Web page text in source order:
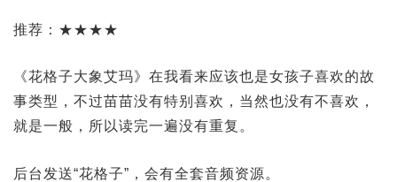
推荐：★★★★
《花格子大象艾玛》在我看来应该也是女孩子喜欢的故
事类型，不过苗苗没有特别喜欢，当然也没有不喜欢，
就是一般，所以读完一遍没有重复。
后台发送“花格子”，会有全套音频资源。